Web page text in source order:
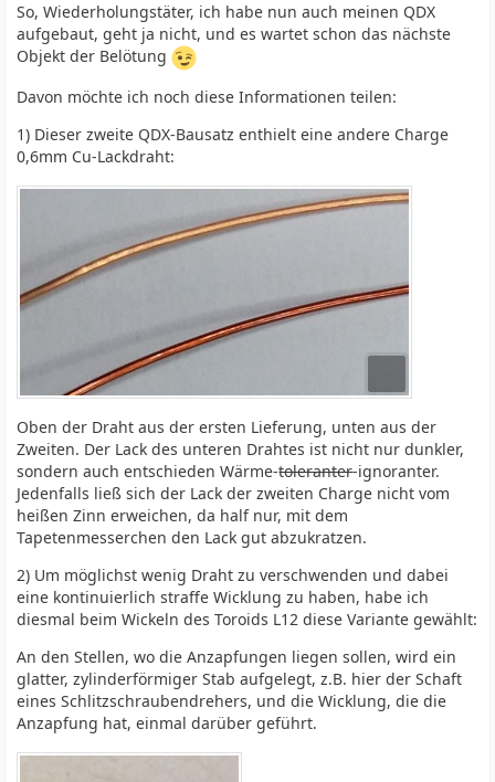
So, Wiederholungstäter, ich habe nun auch meinen QDX
aufgebaut, geht ja nicht, und es wartet schon das nächste
Objekt der Belötung
Davon möchte ich noch diese Informationen teilen:
1) Dieser zweite QDX-Bausatz enthielt eine andere Charge
0,6mm Cu-Lackdraht:
Oben der Draht aus der ersten Lieferung, unten aus der
Zweiten. Der Lack des unteren Drahtes ist nicht nur dunkler,
sondern auch entschieden Wärme-toleranter-ignoranter.
Jedenfalls ließ sich der Lack der zweiten Charge nicht vom
heißen Zinn erweichen, da half nur, mit dem
Tapetenmesserchen den Lack gut abzukratzen.
2) Um möglichst wenig Draht zu verschwenden und dabei
eine kontinuierlich straffe Wicklung zu haben, habe ich
diesmal beim Wickeln des Toroids L12 diese Variante gewählt:
An den Stellen, wo die Anzapfungen liegen sollen, wird ein
glatter, zylinderförmiger Stab aufgelegt, z.B. hier der Schaft
eines Schlitzschraubendrehers, und die Wicklung, die die
Anzapfung hat, einmal darüber geführt.